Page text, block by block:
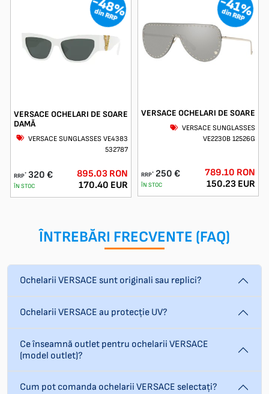
-48%
din RRP
VERSACE OCHELARI DE SOARE
DAMĂ
VERSACE SUNGLASSES VE4383
532787
RRP* 320 €
ÎN STOC
895.03 RON
170.40 EUR
-41%
din RRP
VERSACE OCHELARI DE SOARE
VERSACE SUNGLASSES
VE2230B 12526G
RRP* 250 €
ÎN STOC
789.10 RON
150.23 EUR
ÎNTREBĂRI FRECVENTE (FAQ)
Ochelarii VERSACE sunt originali sau replici?
Ochelarii VERSACE au protecție UV?
Ce înseamnă outlet pentru ochelarii VERSACE
(model outlet)?
Cum pot comanda ochelarii VERSACE selectați?